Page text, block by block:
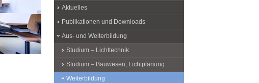
Aktuelles
Publikationen und Downloads
Aus- und Weiterbildung
Studium – Lichttechnik
Studium – Bauwesen, Lichtplanung
Weiterbildung